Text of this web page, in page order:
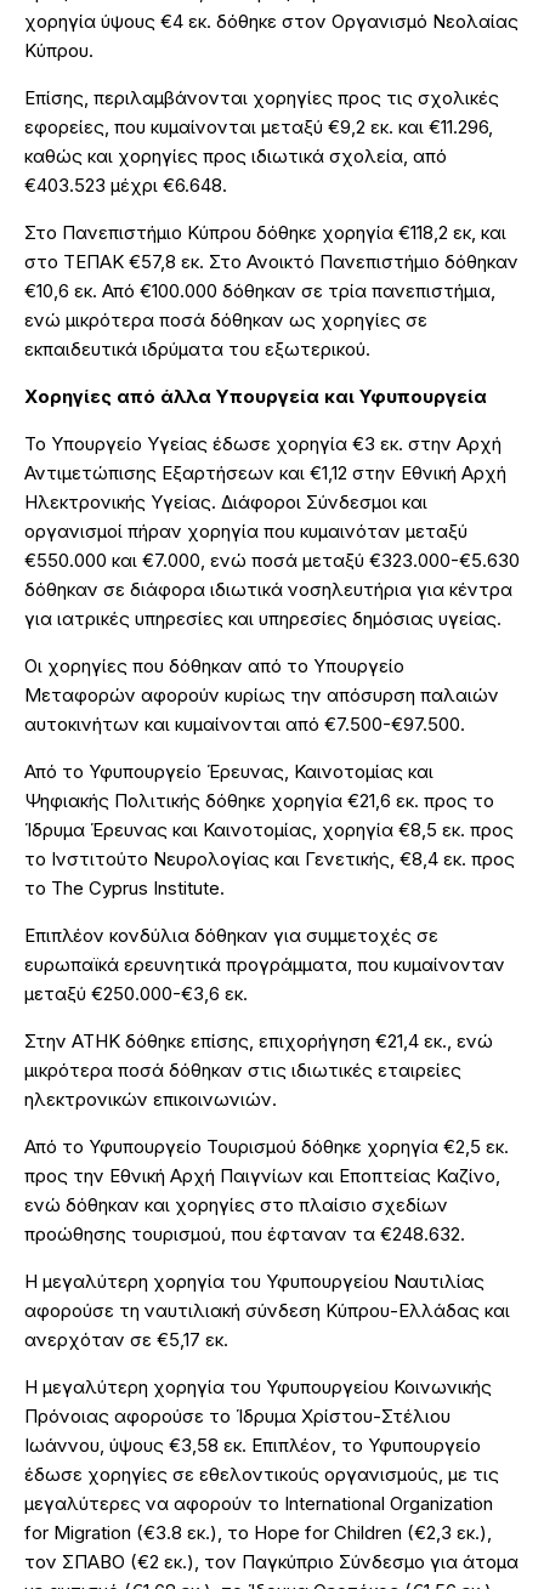
χορηγία ύψους €4 εκ. δόθηκε στον Οργανισμό Νεολαίας
Κύπρου.
Επίσης, περιλαμβάνονται χορηγίες προς τις σχολικές
εφορείες, που κυμαίνονται μεταξύ €9,2 εκ. και €11.296,
καθώς και χορηγίες προς ιδιωτικά σχολεία, από
€403.523 μέχρι €6.648.
Στο Πανεπιστήμιο Κύπρου δόθηκε χορηγία €118,2 εκ, και
στο ΤΕΠΑΚ €57,8 εκ. Στο Ανοικτό Πανεπιστήμιο δόθηκαν
€10,6 εκ. Από €100.000 δόθηκαν σε τρία πανεπιστήμια,
ενώ μικρότερα ποσά δόθηκαν ως χορηγίες σε
εκπαιδευτικά ιδρύματα του εξωτερικού.
Χορηγίες από άλλα Υπουργεία και Υφυπουργεία
Το Υπουργείο Υγείας έδωσε χορηγία €3 εκ. στην Αρχή
Αντιμετώπισης Εξαρτήσεων και €1,12 στην Εθνική Αρχή
Ηλεκτρονικής Υγείας. Διάφοροι Σύνδεσμοι και
οργανισμοί πήραν χορηγία που κυμαινόταν μεταξύ
€550.000 και €7.000, ενώ ποσά μεταξύ €323.000-€5.630
δόθηκαν σε διάφορα ιδιωτικά νοσηλευτήρια για κέντρα
για ιατρικές υπηρεσίες και υπηρεσίες δημόσιας υγείας.
Οι χορηγίες που δόθηκαν από το Υπουργείο
Μεταφορών αφορούν κυρίως την απόσυρση παλαιών
αυτοκινήτων και κυμαίνονται από €7.500-€97.500.
Από το Υφυπουργείο Έρευνας, Καινοτομίας και
Ψηφιακής Πολιτικής δόθηκε χορηγία €21,6 εκ. προς το
Ίδρυμα Έρευνας και Καινοτομίας, χορηγία €8,5 εκ. προς
το Ινστιτούτο Νευρολογίας και Γενετικής, €8,4 εκ. προς
το The Cyprus Institute.
Επιπλέον κονδύλια δόθηκαν για συμμετοχές σε
ευρωπαϊκά ερευνητικά προγράμματα, που κυμαίνονταν
μεταξύ €250.000-€3,6 εκ.
Στην ΑΤΗΚ δόθηκε επίσης, επιχορήγηση €21,4 εκ., ενώ
μικρότερα ποσά δόθηκαν στις ιδιωτικές εταιρείες
ηλεκτρονικών επικοινωνιών.
Από το Υφυπουργείο Τουρισμού δόθηκε χορηγία €2,5 εκ.
προς την Εθνική Αρχή Παιγνίων και Εποπτείας Καζίνο,
ενώ δόθηκαν και χορηγίες στο πλαίσιο σχεδίων
προώθησης τουρισμού, που έφταναν τα €248.632.
Η μεγαλύτερη χορηγία του Υφυπουργείου Ναυτιλίας
αφορούσε τη ναυτιλιακή σύνδεση Κύπρου-Ελλάδας και
ανερχόταν σε €5,17 εκ.
Η μεγαλύτερη χορηγία του Υφυπουργείου Κοινωνικής
Πρόνοιας αφορούσε το Ίδρυμα Χρίστου-Στέλιου
Ιωάννου, ύψους €3,58 εκ. Επιπλέον, το Υφυπουργείο
έδωσε χορηγίες σε εθελοντικούς οργανισμούς, με τις
μεγαλύτερες να αφορούν το International Organization
for Migration (€3.8 εκ.), το Hope for Children (€2,3 εκ.),
τον ΣΠΑΒΟ (€2 εκ.), τον Παγκύπριο Σύνδεσμο για άτομα